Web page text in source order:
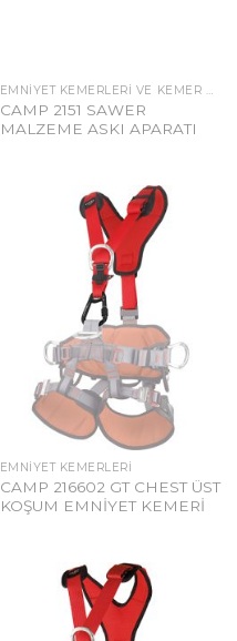
EMNIYET KEMERLERI VE KEMER AKSESUARLARI
CAMP 2151 SAWER
MALZEME ASKI APARATI
EMNIYET KEMERLERI
CAMP 216602 GT CHEST ÜST
KOŞUM EMNİYET KEMERİ